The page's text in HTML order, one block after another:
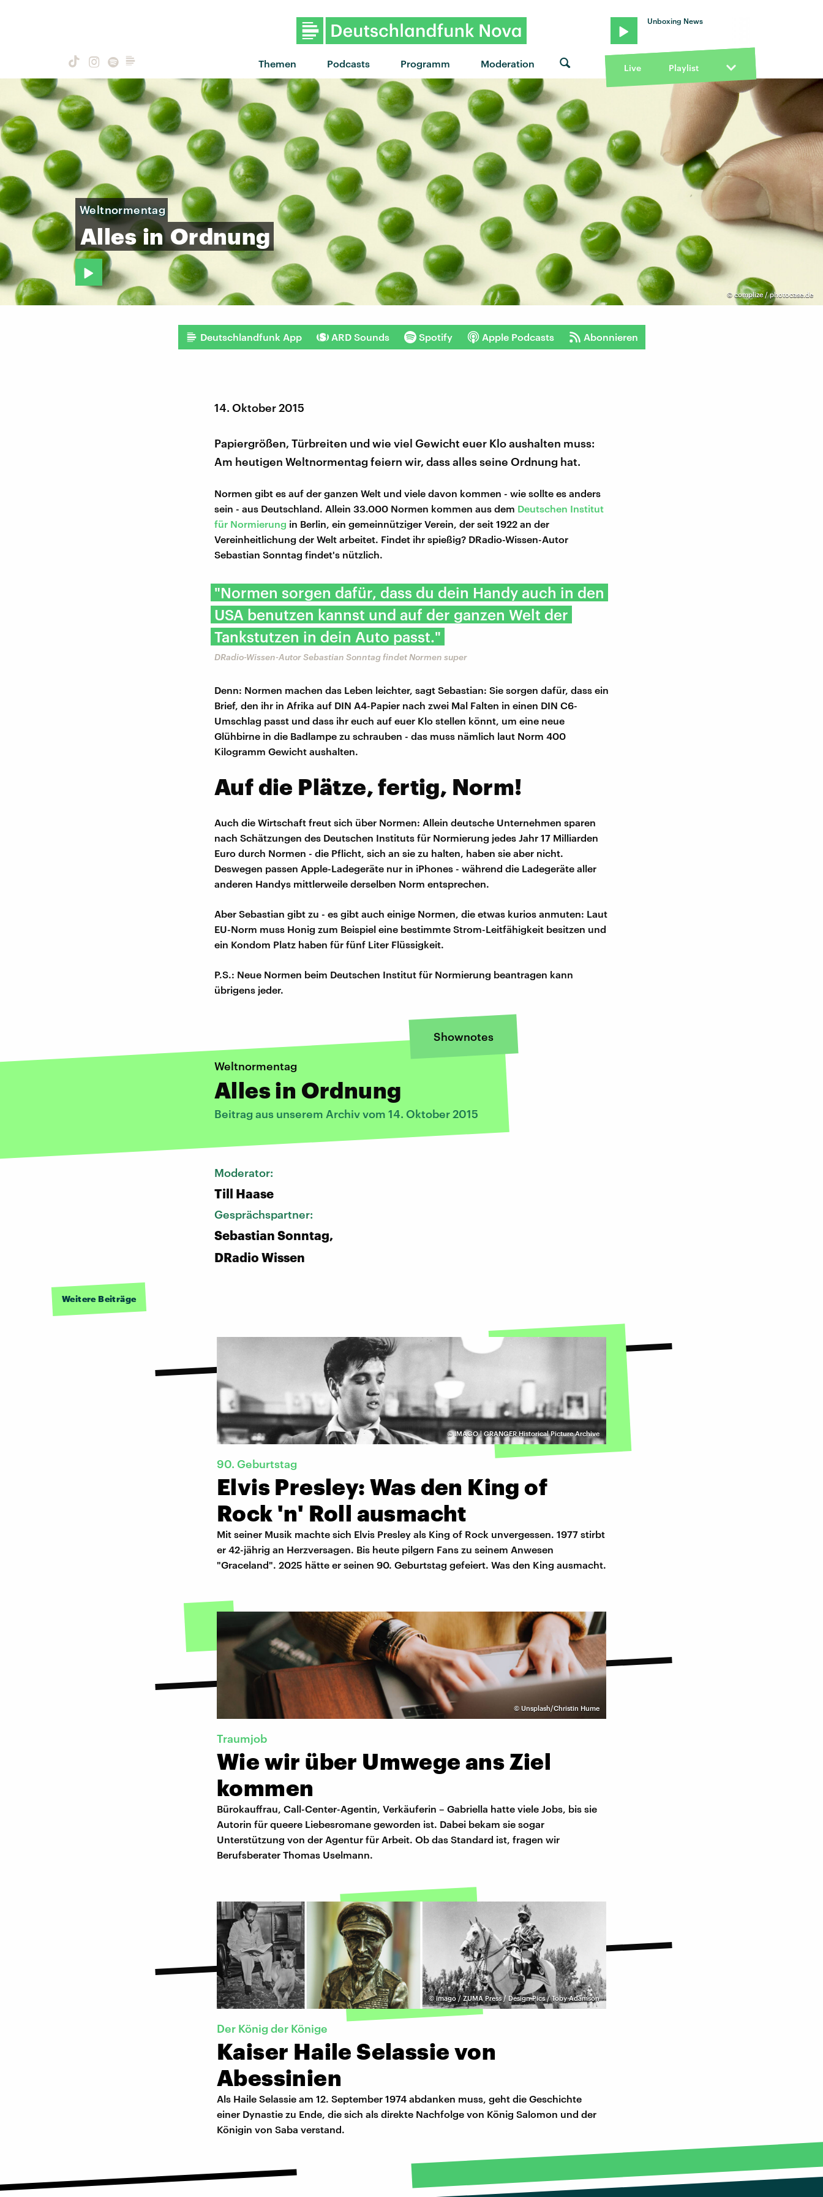
Themen Podcasts Programm Moderation
Unboxing News
Live Playlist
© complize / photocase.de
Weltnormentag
Alles in Ordnung
Deutschlandfunk App ARD Sounds Spotify Apple Podcasts Abonnieren
14. Oktober 2015
Papiergrößen, Türbreiten und wie viel Gewicht euer Klo aushalten muss:
Am heutigen Weltnormentag feiern wir, dass alles seine Ordnung hat.
Normen gibt es auf der ganzen Welt und viele davon kommen - wie sollte es anders
sein - aus Deutschland. Allein 33.000 Normen kommen aus dem Deutschen Institut
für Normierung in Berlin, ein gemeinnütziger Verein, der seit 1922 an der
Vereinheitlichung der Welt arbeitet. Findet ihr spießig? DRadio-Wissen-Autor
Sebastian Sonntag findet's nützlich.
"Normen sorgen dafür, dass du dein Handy auch in den
USA benutzen kannst und auf der ganzen Welt der
Tankstutzen in dein Auto passt."
DRadio-Wissen-Autor Sebastian Sonntag findet Normen super
Denn: Normen machen das Leben leichter, sagt Sebastian: Sie sorgen dafür, dass ein
Brief, den ihr in Afrika auf DIN A4-Papier nach zwei Mal Falten in einen DIN C6-
Umschlag passt und dass ihr euch auf euer Klo stellen könnt, um eine neue
Glühbirne in die Badlampe zu schrauben - das muss nämlich laut Norm 400
Kilogramm Gewicht aushalten.
Auf die Plätze, fertig, Norm!
Auch die Wirtschaft freut sich über Normen: Allein deutsche Unternehmen sparen
nach Schätzungen des Deutschen Instituts für Normierung jedes Jahr 17 Milliarden
Euro durch Normen - die Pflicht, sich an sie zu halten, haben sie aber nicht.
Deswegen passen Apple-Ladegeräte nur in iPhones - während die Ladegeräte aller
anderen Handys mittlerweile derselben Norm entsprechen.
Aber Sebastian gibt zu - es gibt auch einige Normen, die etwas kurios anmuten: Laut
EU-Norm muss Honig zum Beispiel eine bestimmte Strom-Leitfähigkeit besitzen und
ein Kondom Platz haben für fünf Liter Flüssigkeit.
P.S.: Neue Normen beim Deutschen Institut für Normierung beantragen kann
übrigens jeder.
Shownotes
Weltnormentag
Alles in Ordnung
Beitrag aus unserem Archiv vom 14. Oktober 2015
Moderator:
Till Haase
Gesprächspartner:
Sebastian Sonntag,
DRadio Wissen
Weitere Beiträge
©IMAGO | GRANGER Historical Picture Archive
90. Geburtstag
Elvis Presley: Was den King of
Rock 'n' Roll ausmacht
Mit seiner Musik machte sich Elvis Presley als King of Rock unvergessen. 1977 stirbt
er 42-jährig an Herzversagen. Bis heute pilgern Fans zu seinem Anwesen
"Graceland". 2025 hätte er seinen 90. Geburtstag gefeiert. Was den King ausmacht.
© Unsplash/Christin Hume
Traumjob
Wie wir über Umwege ans Ziel
kommen
Bürokauffrau, Call-Center-Agentin, Verkäuferin – Gabriella hatte viele Jobs, bis sie
Autorin für queere Liebesromane geworden ist. Dabei bekam sie sogar
Unterstützung von der Agentur für Arbeit. Ob das Standard ist, fragen wir
Berufsberater Thomas Uselmann.
©imago / ZUMA Press / Design Pics / Toby Adamson
Der König der Könige
Kaiser Haile Selassie von
Abessinien
Als Haile Selassie am 12. September 1974 abdanken muss, geht die Geschichte
einer Dynastie zu Ende, die sich als direkte Nachfolge von König Salomon und der
Königin von Saba verstand.